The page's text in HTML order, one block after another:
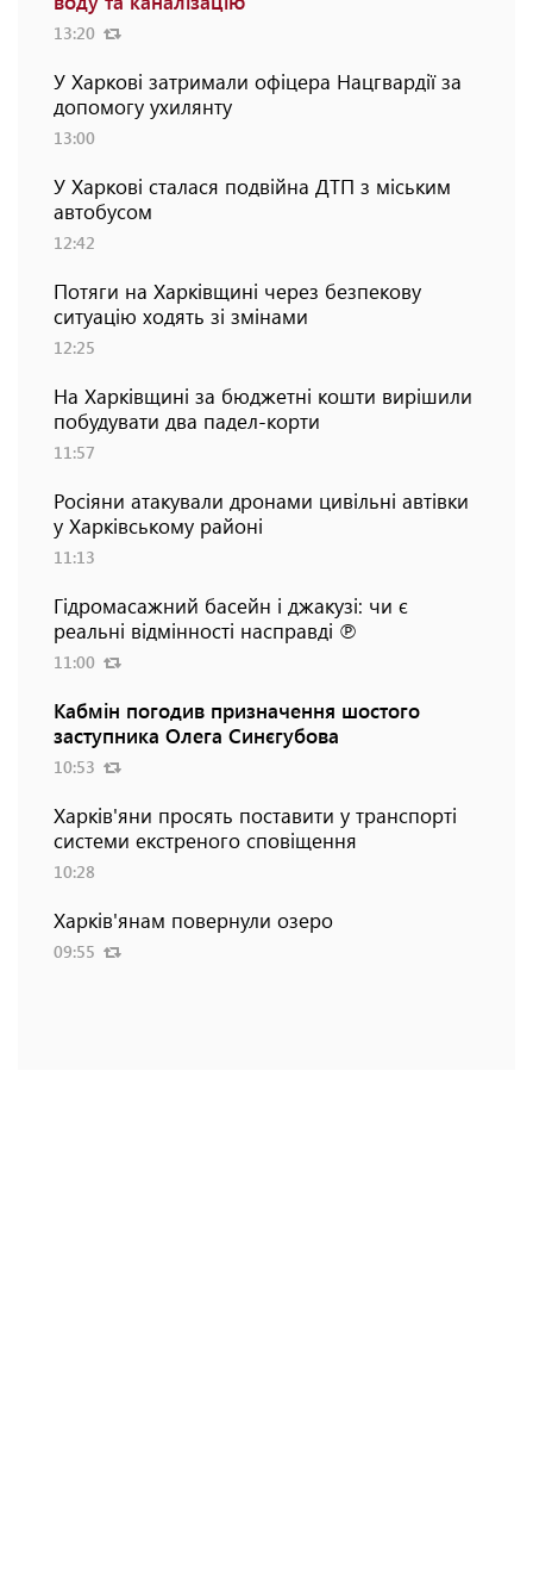
13:20
У Харкові затримали офіцера Нацгвардії за
допомогу ухилянту
13:00
У Харкові сталася подвійна ДТП з міським
автобусом
12:42
Потяги на Харківщині через безпекову
ситуацію ходять зі змінами
12:25
На Харківщині за бюджетні кошти вирішили
побудувати два падел-корти
11:57
Росіяни атакували дронами цивільні автівки
у Харківському районі
11:13
Гідромасажний басейн і джакузі: чи є
реальні відмінності насправді ℗
11:00
Кабмін погодив призначення шостого
заступника Олега Синєгубова
10:53
Харків'яни просять поставити у транспорті
системи екстреного сповіщення
10:28
Харків'янам повернули озеро
09:55